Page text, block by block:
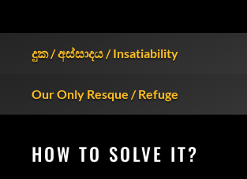
දුක / අස්සාදය / Insatiability
Our Only Resque / Refuge
HOW TO SOLVE IT?